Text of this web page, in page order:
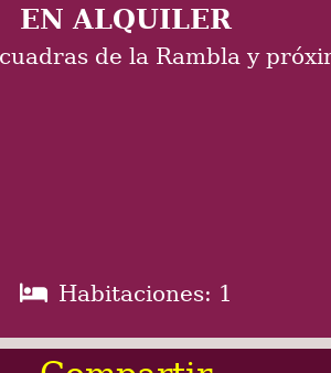
Características
Habitaciones: 1